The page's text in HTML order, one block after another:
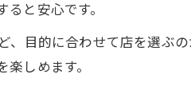
と安心です。
目的に合わせて店を選ぶの
しめます。